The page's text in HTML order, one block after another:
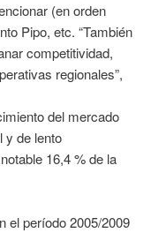
(en orden
Pipo, etc. “También
competitividad,
regionales”,
del mercado
y de lento
16,4 % de la
el período 2005/2009